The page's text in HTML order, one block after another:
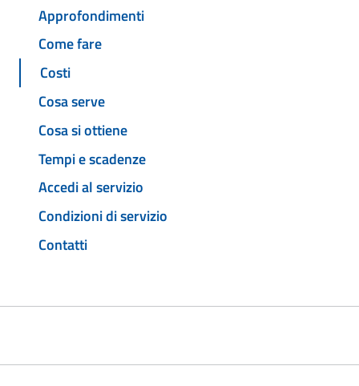
Approfondimenti
Come fare
Costi
Cosa serve
Cosa si ottiene
Tempi e scadenze
Accedi al servizio
Condizioni di servizio
Contatti